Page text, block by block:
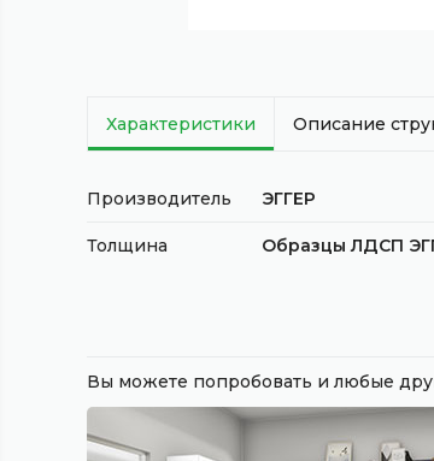
Характеристики Описание
Производитель ЭГГЕР
Толщина Образцы ЛДСП
Вы можете попробовать и любые